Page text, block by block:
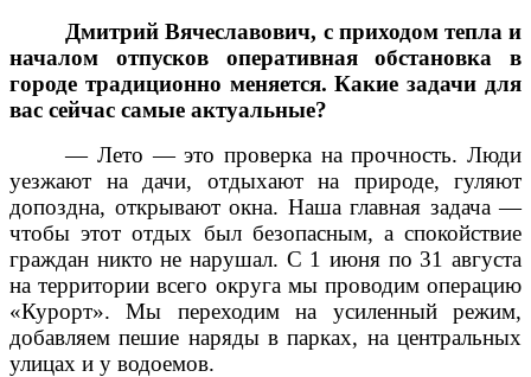
Дмитрий Вячеславович, с приходом тепла и
началом отпусков оперативная обстановка в
городе традиционно меняется. Какие задачи для
вас сейчас самые актуальные?
— Лето — это проверка на прочность. Люди
уезжают на дачи, отдыхают на природе, гуляют
допоздна, открывают окна. Наша главная задача —
чтобы этот отдых был безопасным, а спокойствие
граждан никто не нарушал. С 1 июня по 31 августа
на территории всего округа мы проводим операцию
«Курорт». Мы переходим на усиленный режим,
добавляем пешие наряды в парках, на центральных
улицах и у водоемов.